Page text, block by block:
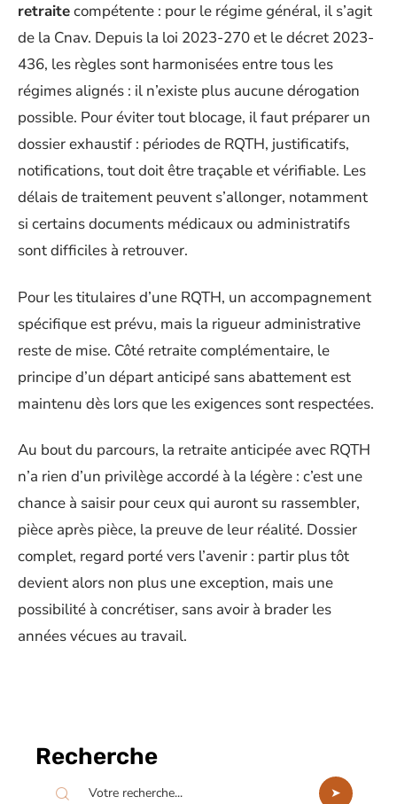
retraitecompétente : pour le régime général, il s’agit
de la Cnav. Depuis la loi 2023-270 et le décret 2023-
436, les règles sont harmonisées entre tous les
régimes alignés : il n’existe plus aucune dérogation
possible. Pour éviter tout blocage, il faut préparer un
dossier exhaustif : périodes de RQTH, justificatifs,
notifications, tout doit être traçable et vérifiable. Les
délais de traitement peuvent s’allonger, notamment
si certains documents médicaux ou administratifs
sont difficiles à retrouver.
Pour les titulaires d’une RQTH, un accompagnement
spécifique est prévu, mais la rigueur administrative
reste de mise. Côté retraite complémentaire, le
principe d’un départ anticipé sans abattement est
maintenu dès lors que les exigences sont respectées.
Au bout du parcours, la retraite anticipée avec RQTH
n’a rien d’un privilège accordé à la légère : c’est une
chance à saisir pour ceux qui auront su rassembler,
pièce après pièce, la preuve de leur réalité. Dossier
complet, regard porté vers l’avenir : partir plus tôt
devient alors non plus une exception, mais une
possibilité à concrétiser, sans avoir à brader les
années vécues au travail.
Recherche